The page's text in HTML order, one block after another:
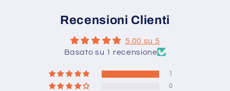
Recensioni Clienti
5.00 su 5
Basato su 1 recensione
0